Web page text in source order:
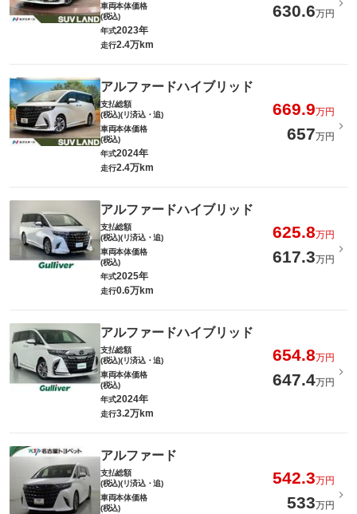
車両本体価格
(税込)
630.6万円
年式2023年
走行2.4万km
アルファードハイブリッド
支払総額
(税込)(リ済込・追)
669.9万円
車両本体価格
(税込)
657万円
年式2024年
走行2.4万km
アルファードハイブリッド
支払総額
(税込)(リ済込・追)
625.8万円
車両本体価格
(税込)
617.3万円
年式2025年
走行0.6万km
アルファードハイブリッド
支払総額
(税込)(リ済込・追)
654.8万円
車両本体価格
(税込)
647.4万円
年式2024年
走行3.2万km
アルファード
支払総額
(税込)(リ済込・追)
542.3万円
車両本体価格
(税込)
533万円